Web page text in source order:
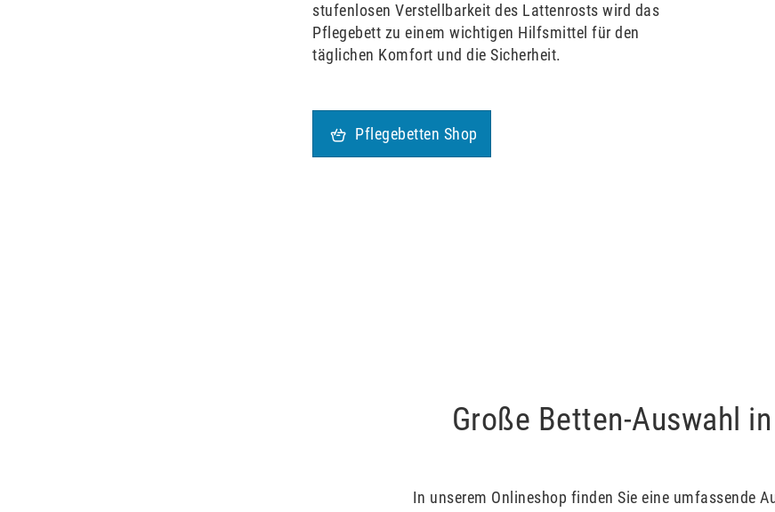
stufenlosen Verstellbarkeit des Lattenrosts wird das
Pflegebett zu einem wichtigen Hilfsmittel für den
täglichen Komfort und die Sicherheit.
Pflegebetten Shop
Große Betten-Auswahl
In unserem Onlineshop finden Sie eine umfassende